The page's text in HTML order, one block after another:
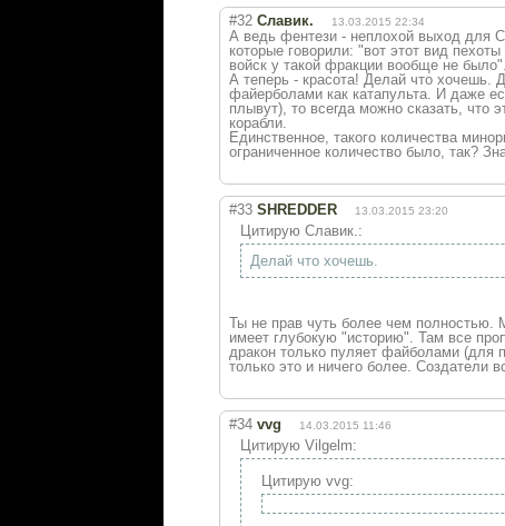
#32 Славик. 13.03.2015 22:34
А ведь фентези - неплохой выход для
которые говорили: "вот этот вид
войск у такой фракции вообще не было".
А теперь - красота! Делай что хочешь.
файерболами как катапульта. И даже
плывут), то всегда можно сказать, что
корабли.
Единственное, такого количества
ограниченное количество было, так?
#33 SHREDDER 13.03.2015 23:20
Цитирую Славик.:
Делай что хочешь.
Ты не прав чуть более чем полностью.
имеет глубокую "историю". Там все
дракон только пуляет файболами (для
только это и ничего более. Создатели
#34 vvg 14.03.2015 11:46
Цитирую Vilgelm:
Цитирую vvg: